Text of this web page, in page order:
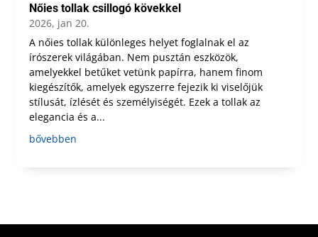
Nőies tollak csillogó kövekkel
2026, jan 20.
A nőies tollak különleges helyet foglalnak el az
írószerek világában. Nem pusztán eszközök,
amelyekkel betűket vetünk papírra, hanem finom
kiegészítők, amelyek egyszerre fejezik ki viselőjük
stílusát, ízlését és személyiségét. Ezek a tollak az
elegancia és a...
bővebben